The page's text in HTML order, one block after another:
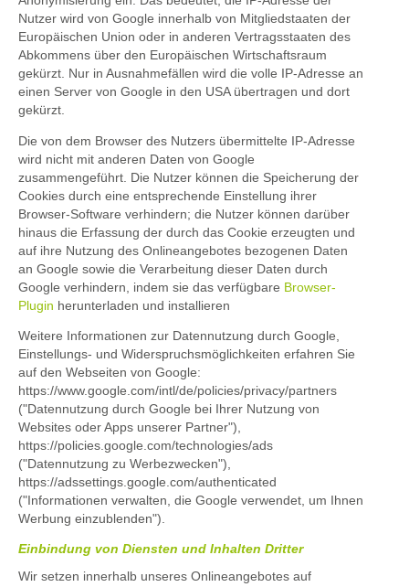
Nutzer wird von Google innerhalb von Mitgliedstaaten der
Europäischen Union oder in anderen Vertragsstaaten des
Abkommens über den Europäischen Wirtschaftsraum
gekürzt. Nur in Ausnahmefällen wird die volle IP-Adresse an
einen Server von Google in den USA übertragen und dort
gekürzt.
Die von dem Browser des Nutzers übermittelte IP-Adresse
wird nicht mit anderen Daten von Google
zusammengeführt. Die Nutzer können die Speicherung der
Cookies durch eine entsprechende Einstellung ihrer
Browser-Software verhindern; die Nutzer können darüber
hinaus die Erfassung der durch das Cookie erzeugten und
auf ihre Nutzung des Onlineangebotes bezogenen Daten
an Google sowie die Verarbeitung dieser Daten durch
Google verhindern, indem sie das verfügbare Browser-
Plugin herunterladen und installieren
Weitere Informationen zur Datennutzung durch Google,
Einstellungs- und Widerspruchsmöglichkeiten erfahren Sie
auf den Webseiten von Google:
https://www.google.com/intl/de/policies/privacy/partners
("Datennutzung durch Google bei Ihrer Nutzung von
Websites oder Apps unserer Partner"),
https://policies.google.com/technologies/ads
("Datennutzung zu Werbezwecken"),
https://adssettings.google.com/authenticated
("Informationen verwalten, die Google verwendet, um Ihnen
Werbung einzublenden").
Einbindung von Diensten und Inhalten Dritter
Wir setzen innerhalb unseres Onlineangebotes auf